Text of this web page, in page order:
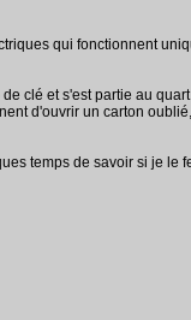
qui fonctionnent
clé et s'est partie au
d'ouvrir un carton
temps de savoir si je le